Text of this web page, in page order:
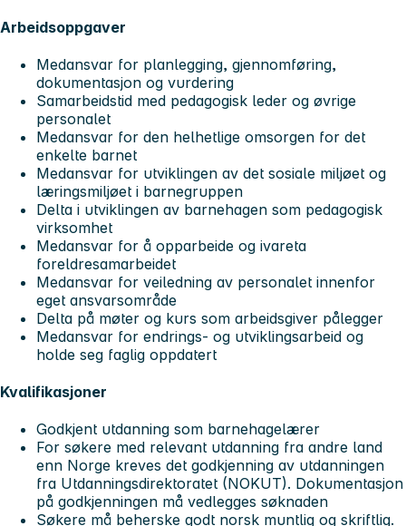
Arbeidsoppgaver
Medansvar for planlegging, gjennomføring,
dokumentasjon og vurdering
Samarbeidstid med pedagogisk leder og øvrige
personalet
Medansvar for den helhetlige omsorgen for det
enkelte barnet
Medansvar for utviklingen av det sosiale miljøet og
læringsmiljøet i barnegruppen
Delta i utviklingen av barnehagen som pedagogisk
virksomhet
Medansvar for å opparbeide og ivareta
foreldresamarbeidet
Medansvar for veiledning av personalet innenfor
eget ansvarsområde
Delta på møter og kurs som arbeidsgiver pålegger
Medansvar for endrings- og utviklingsarbeid og
holde seg faglig oppdatert
Kvalifikasjoner
Godkjent utdanning som barnehagelærer
For søkere med relevant utdanning fra andre land
enn Norge kreves det godkjenning av utdanningen
fra Utdanningsdirektoratet (NOKUT). Dokumentasjon
på godkjenningen må vedlegges søknaden
Søkere må beherske godt norsk muntlig og skriftlig.